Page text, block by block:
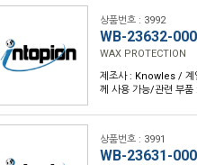
상품번호 : 3992
WB-23632-000
WAX PROTECTION
제조사 : Knowles / 계
께 사용 가능/관련 부품
상품번호 : 3991
WB-23631-000